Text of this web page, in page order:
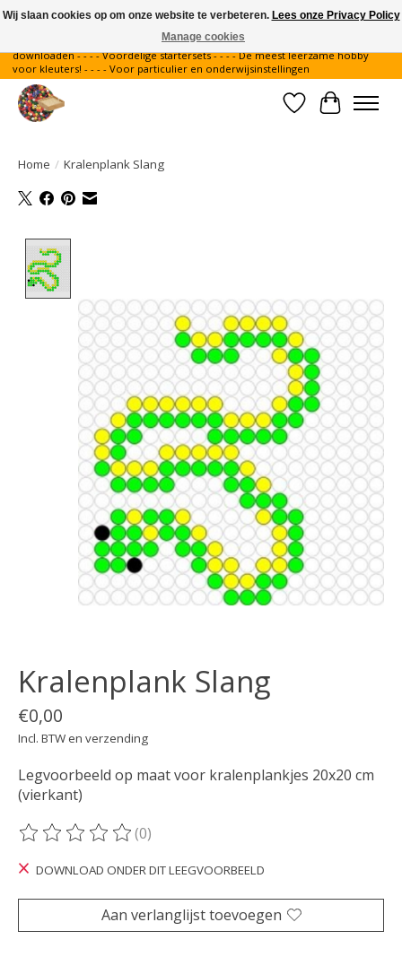
Gratis verzending binnen Nederland - - - - Legvoorbeelden gratis te
downloaden - - - - Voordelige startersets - - - - De meest leerzame hobby
voor kleuters! - - - - Voor particulier en onderwijsinstellingen
Verlanglijst
Home / Kralenplank Slang
Kralenplank Slang
€0,00
Incl. BTW en verzending
Legvoorbeeld op maat voor kralenplankjes 20x20 cm
(vierkant)
De beoordeling van dit product is
(0)
DOWNLOAD ONDER DIT LEEGVOORBEELD
Aan verlanglijst toevoegen
Wij slaan cookies op om onze website te verbeteren. Lees onze Privacy Policy
Manage cookies